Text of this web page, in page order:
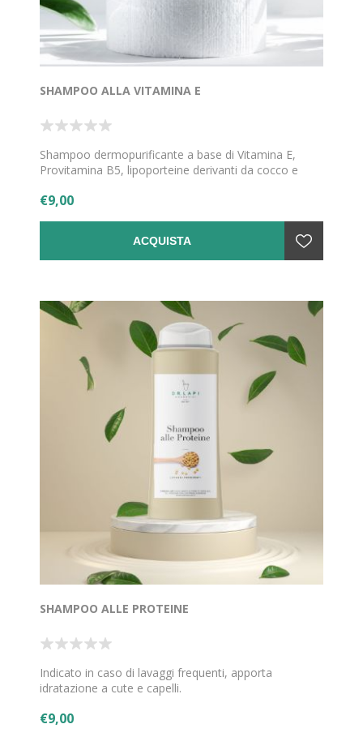
SHAMPOO ALLA VITAMINA E
Shampoo dermopurificante a base di Vitamina E,
Provitamina B5, lipoporteine derivanti da cocco e
€9,00
ACQUISTA
SHAMPOO ALLE PROTEINE
Indicato in caso di lavaggi frequenti, apporta
idratazione a cute e capelli.
€9,00